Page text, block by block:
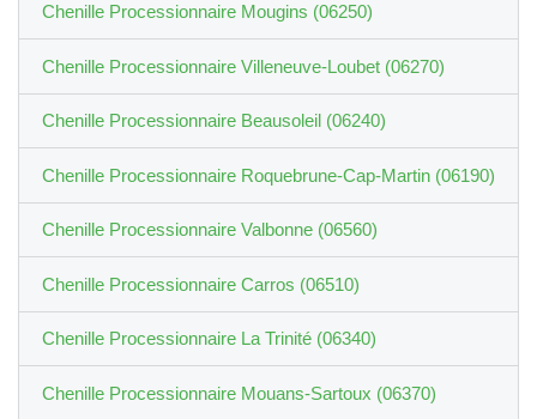
Chenille Processionnaire Mougins (06250)
Chenille Processionnaire Villeneuve-Loubet (06270)
Chenille Processionnaire Beausoleil (06240)
Chenille Processionnaire Roquebrune-Cap-Martin (06190)
Chenille Processionnaire Valbonne (06560)
Chenille Processionnaire Carros (06510)
Chenille Processionnaire La Trinité (06340)
Chenille Processionnaire Mouans-Sartoux (06370)